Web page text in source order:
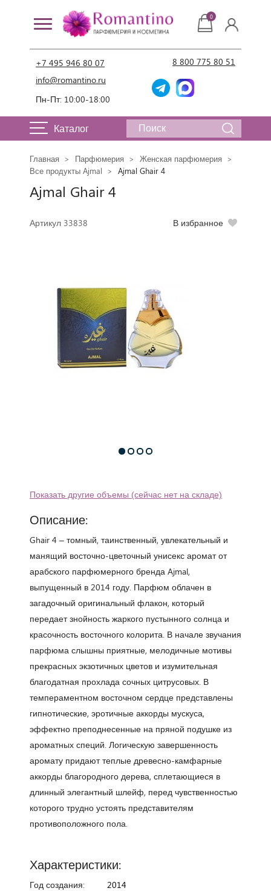
+7 495 946 80 07
info@romantino.ru
Пн-Пт: 10:00-18:00
8 800 775 80 51
0
Каталог
Главная Парфюмерия
Женская парфюмерия
Все продукты Ajmal
Ajmal Ghair 4
Ajmal Ghair 4
Артикул 33838 В избранное
Показать другие объемы (сейчас нет на складе)
Описание:
Ghair 4 – томный, таинственный, увлекательный и
манящий восточно-цветочный унисекс аромат от
арабского парфюмерного бренда Ajmal,
выпущенный в 2014 году. Парфюм облачен в
загадочный оригинальный флакон, который
передает знойность жаркого пустынного солнца и
красочность восточного колорита. В начале звучания
парфюма слышны приятные, мелодичные мотивы
прекрасных экзотичных цветов и изумительная
благодатная прохлада сочных цитрусовых. В
темпераментном восточном сердце представлены
гипнотические, эротичные аккорды мускуса,
эффектно преподнесенные на пряной подушке из
ароматных специй. Логическую завершенность
аромату придают теплые древесно-камфарные
аккорды благородного дерева, сплетающиеся в
длинный элегантный шлейф, перед чувственностью
которого трудно устоять представителям
противоположного пола.
Характеристики:
Год создания:
2014